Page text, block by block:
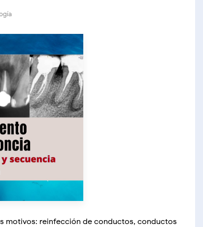
motivos: reinfección de conductos, conductos